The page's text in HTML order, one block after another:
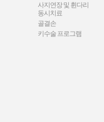
사지연장 및 휜다리
동시치료
골결손
키수술 프로그램